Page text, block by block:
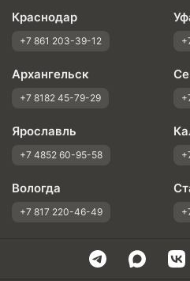
Краснодар
+7 861 203-39-12
Архангельск
+7 8182 45-79-29
Ярославль
+7 4852 60-95-58
Вологда
+7 817 220-46-49